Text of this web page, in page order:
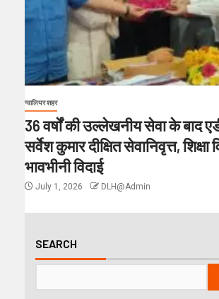
ग्वालियर शहर
36 वर्षों की उल्लेखनीय सेवा के बाद
सर्वेश कुमार दीक्षित सेवानिवृत्त, शिक्षा
भावभीनी विदाई
July 1, 2026 DLH@Admin
SEARCH